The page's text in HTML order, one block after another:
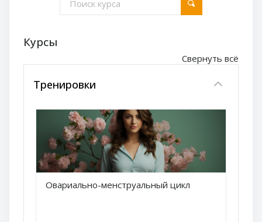
Поиск курса
Курсы
Свернуть всё
Тренировки
Краткое название курса
Овариально-менструальный цикл